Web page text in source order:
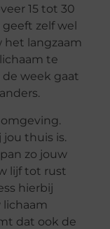
15 tot 30
zelf wel
het langzaam
te
de week gaat
thuis is.
zo jouw
lijf tot rust
hierbij
dat ook de